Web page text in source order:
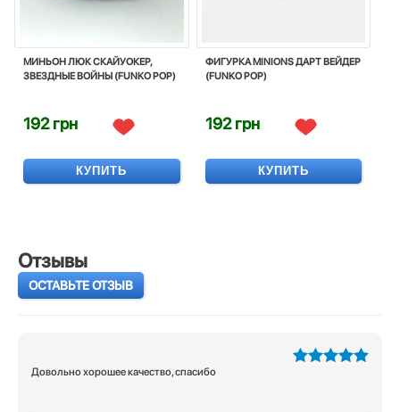
МИНЬОН ЛЮК СКАЙУОКЕР,
ЗВЕЗДНЫЕ ВОЙНЫ (FUNKO POP)
192 грн
КУПИТЬ
ФИГУРКА MINIONS ДАРТ ВЕЙДЕР
(FUNKO POP)
192 грн
КУПИТЬ
Отзывы
ОСТАВЬТЕ ОТЗЫВ
Довольно хорошее качество, спасибо